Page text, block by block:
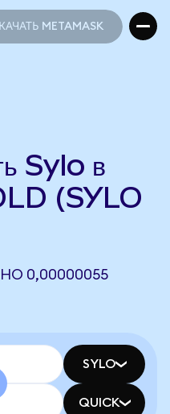
METAMASK
Sylo в
(SYLO
0,00000055
SYLO
QUICK